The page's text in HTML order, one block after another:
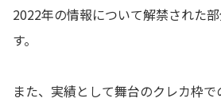
2022年の情報について解禁された
す。
また、実績として舞台のクレカ枠